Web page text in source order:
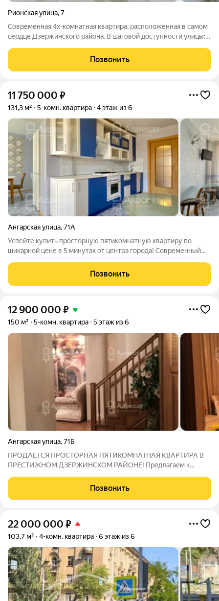
Рионская улица,7
Современная 4х-комнатная квартира, расположенная в самом
сердце Дзержинского района. В шаговой доступности улицы:
-комната 18,8 кв.м., -комната 12,2 кв.м., -комната 11,1 кв.м.,
Квартира:
Позвонить
11 750 000 ₽
131,3 м² 5-комн. квартира 4 этаж из 6
Ангарская улица,71А
Успейте купить просторную пятикомнатную квартиру по
шикарной цене в 5 минутах от центра города! Современный
предложение для тех, кто ищет по-настоящему большое и
комфортное жилье для всей семьи. Общая
Позвонить
12 900 000 ₽
150 м² 5-комн. квартира 5 этаж из 6
Ангарская улица,71Б
ПРОДАЕТСЯ ПРОСТОРНАЯ ПЯТИКОМНАТНАЯ КВАРТИРА В
ПРЕСТИЖНОМ ДЗЕРЖИНСКОМ РАЙОНЕ! Предлагаем к
пятикомнатную квартиру в современном доме по адресу: г.
Волгоград, ул. Ангарская. Это идеальный вариант для большой
Позвонить
22 000 000 ₽
103,7 м² 4-комн. квартира 6 этаж из 6